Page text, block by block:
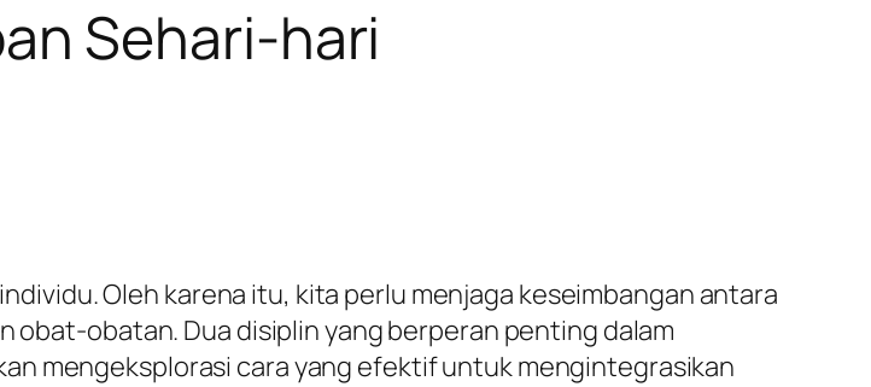
Sehari-hari
Oleh karena itu, kita perlu menjaga keseimbangan antara
obatan. Dua disiplin yang berperan penting dalam
mengeksplorasi cara yang efektif untuk mengintegrasikan